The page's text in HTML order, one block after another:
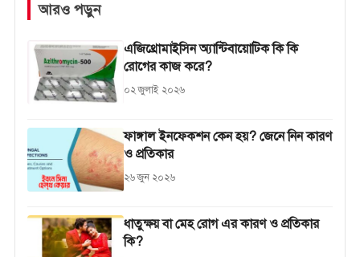
আরও পড়ুন
এজিথ্রোমাইসিন অ্যান্টিবায়োটিক কি কি
রোগের কাজ করে?
০২ জুলাই ২০২৬
ফাঙ্গাল ইনফেকশন কেন হয়? জেনে নিন কারণ
ও প্রতিকার
২৬ জুন ২০২৬
ধাতুক্ষয় বা মেহ রোগ এর কারণ ও প্রতিকার
কি?